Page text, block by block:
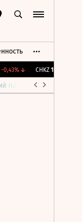
↓ CHKZ 16 050
парламент